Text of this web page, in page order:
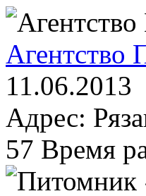
Агентство
11.06.2013
Адрес:
57 Время